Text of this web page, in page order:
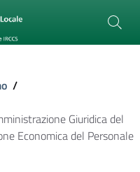
/
Giuridica del
Economica del Personale